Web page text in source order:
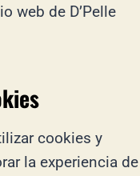
web de D’Pelle
cookies y
la experiencia de